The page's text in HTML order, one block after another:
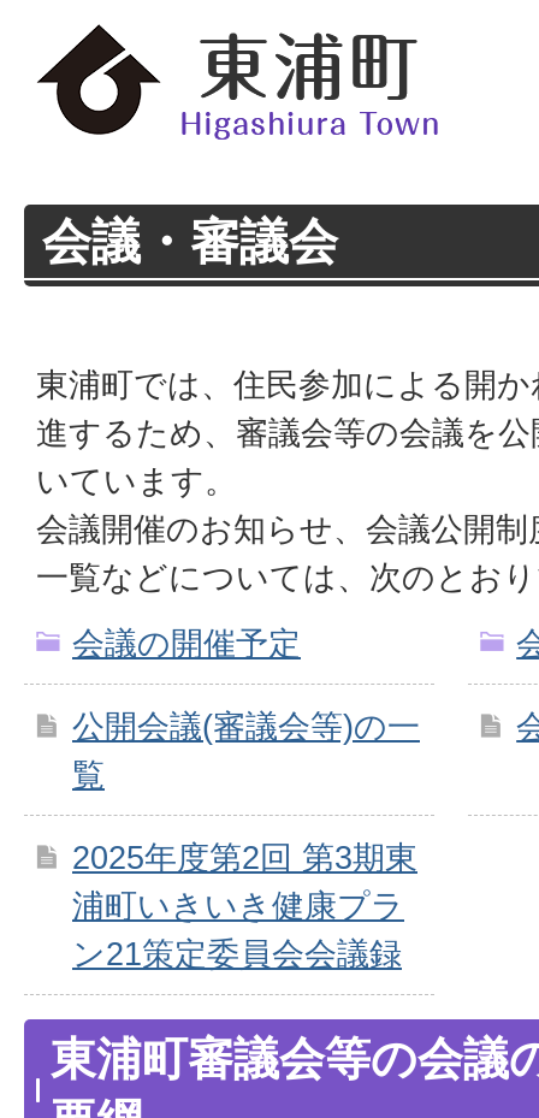
会議・審議会
東浦町では、住民参加による開
進するため、審議会等の会議を
いています。
会議開催のお知らせ、会議公開
一覧などについては、次のとお
会議の開催予定
公開会議(審議会等)の一
覧
2025年度第2回 第3期東
浦町いきいき健康プラ
ン21策定委員会会議録
東浦町審議会等の会議